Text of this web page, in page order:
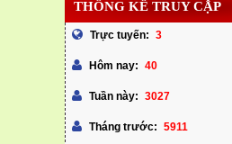
THỐNG KÊ TRUY CẬP
Trực tuyến: 3
Hôm nay: 40
Tuần này: 3027
Tháng trước: 5911